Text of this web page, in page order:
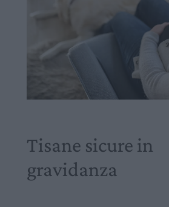
Tisane sicure in
gravidanza